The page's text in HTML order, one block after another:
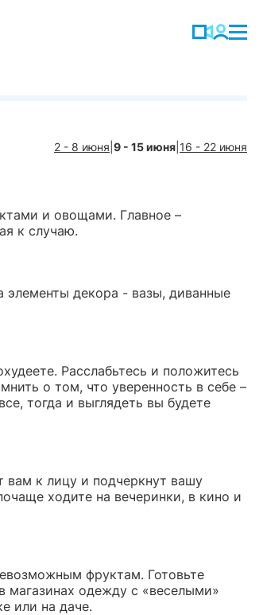
2 - 8 июня 9 - 15 июня 16 - 22 июня
и овощами. Главное –
к случаю.
элементы декора - вазы, диванные
Расслабьтесь и положитесь
о том, что уверенность в себе –
тогда и выглядеть вы будете
вам к лицу и подчеркнут вашу
ходите на вечеринки, в кино и
фруктам. Готовьте
магазинах одежду с «веселыми»
или на даче.